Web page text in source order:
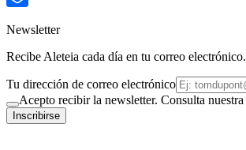
Newsletter
Recibe Aleteia cada día en tu correo electrónico.
Tu dirección de correo electrónico
Acepto recibir la newsletter. Consulta nuestra
Inscribirse